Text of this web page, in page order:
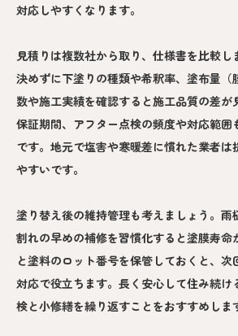
対応しやすくなります。
見積りは複数社から取り、仕様書を比較
決めずに下塗りの種類や希釈率、塗布量（
数や施工実績を確認すると施工品質の差が
保証期間、アフター点検の頻度や対応範囲
です。地元で塩害や寒暖差に慣れた業者は
やすいです。
塗り替え後の維持管理も考えましょう。雨
割れの早めの補修を習慣化すると塗膜寿命
と塗料のロット番号を保管しておくと、次
対応で役立ちます。長く安心して住み続け
検と小修繕を繰り返すことをおすすめしま